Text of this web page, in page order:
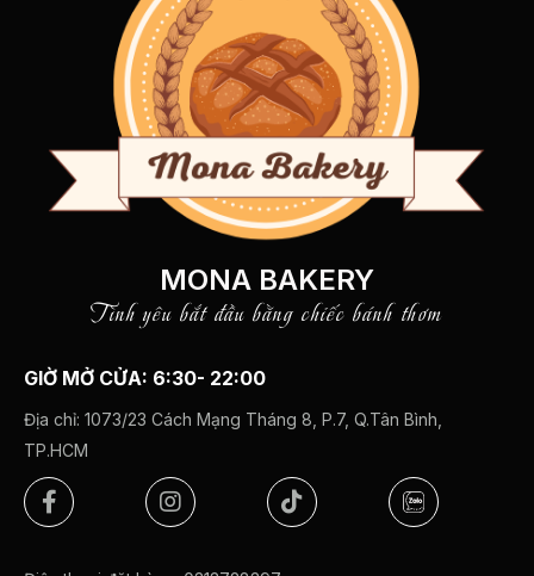
MONA BAKERY
Tình yêu bắt đầu bằng chiếc bánh thơm
GIỜ MỞ CỬA: 6:30- 22:00
Địa chỉ: 1073/23 Cách Mạng Tháng 8, P.7, Q.Tân Bình,
TP.HCM